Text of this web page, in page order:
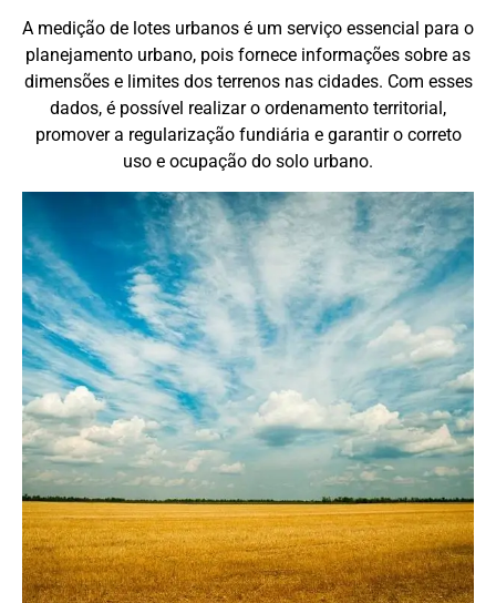
A medição de lotes urbanos é um serviço essencial para o
planejamento urbano, pois fornece informações sobre as
dimensões e limites dos terrenos nas cidades. Com esses
dados, é possível realizar o ordenamento territorial,
promover a regularização fundiária e garantir o correto
uso e ocupação do solo urbano.